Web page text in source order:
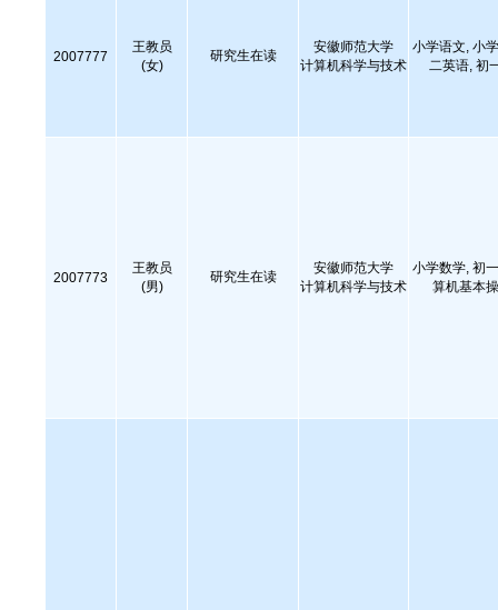
2007777
王教员
(女)
研究生在读
安徽师范大学
计算机科学与技术
小学语文, 小
二英语, 初
2007773
王教员
(男)
研究生在读
安徽师范大学
计算机科学与技术
小学数学, 初
算机基本